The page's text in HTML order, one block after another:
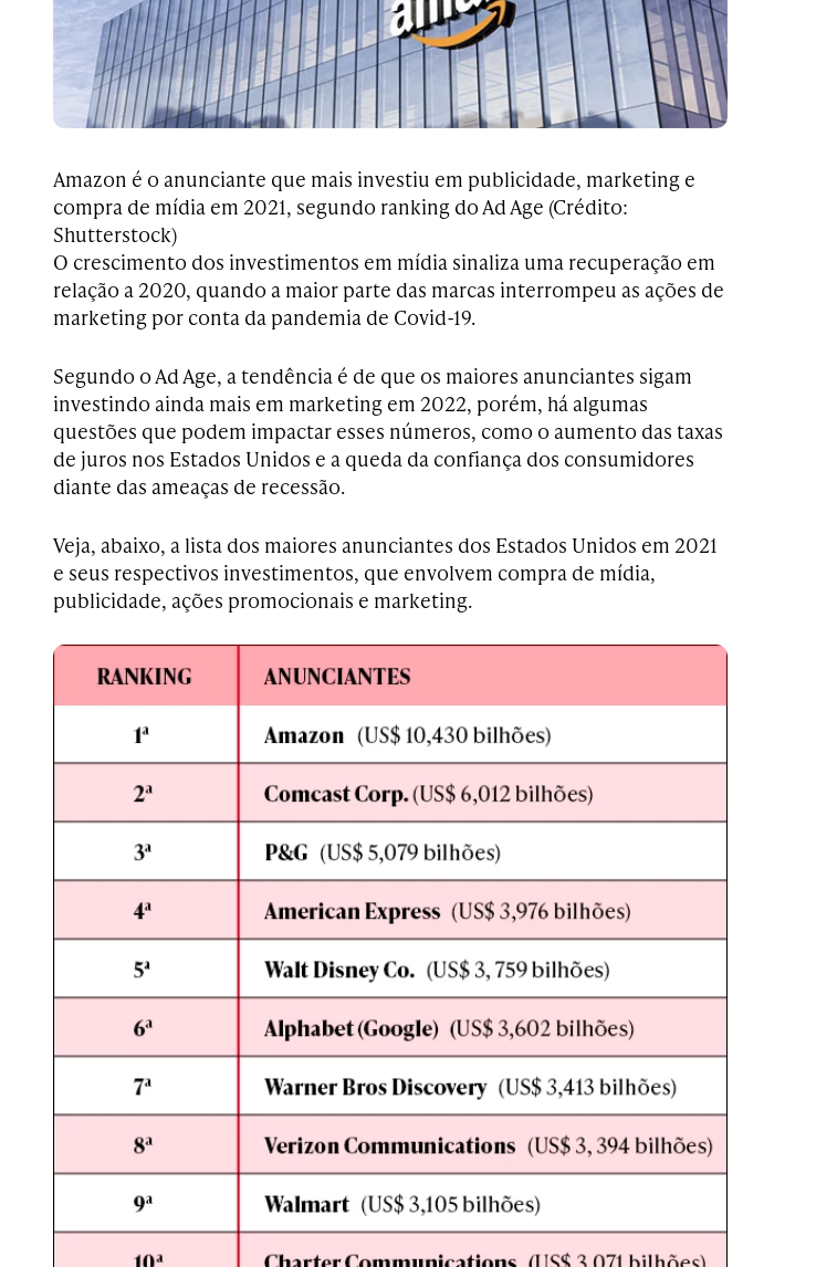
Amazon é o anunciante que mais investiu em publicidade, marketing e
compra de mídia em 2021, segundo ranking do Ad Age (Crédito:
Shutterstock)
O crescimento dos investimentos em mídia sinaliza uma recuperação em
relação a 2020, quando a maior parte das marcas interrompeu as ações de
marketing por conta da pandemia de Covid-19.
Segundo o Ad Age, a tendência é de que os maiores anunciantes sigam
investindo ainda mais em marketing em 2022, porém, há algumas
questões que podem impactar esses números, como o aumento das taxas
de juros nos Estados Unidos e a queda da confiança dos consumidores
diante das ameaças de recessão.
Veja, abaixo, a lista dos maiores anunciantes dos Estados Unidos em 2021
e seus respectivos investimentos, que envolvem compra de mídia,
publicidade, ações promocionais e marketing.